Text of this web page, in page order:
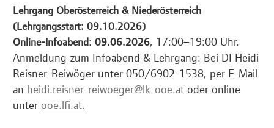
Lehrgang Oberösterreich & Niederösterreich
(Lehrgangsstart: 09.10.2026)
Online-Infoabend: 09.06.2026, 17:00–19:00 Uhr.
Anmeldung zum Infoabend & Lehrgang: Bei DI Heidi
Reisner-Reiwöger unter 050/6902-1538, per E-Mail
an heidi.reisner-reiwoeger@lk-ooe.at oder online
unter ooe.lfi.at.